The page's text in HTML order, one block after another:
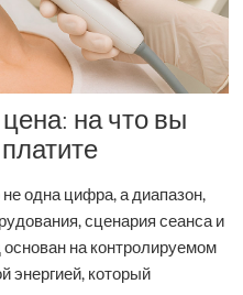
на что вы
одна цифра, а диапазон,
сценария сеанса и
на контролируемом
энергией, который